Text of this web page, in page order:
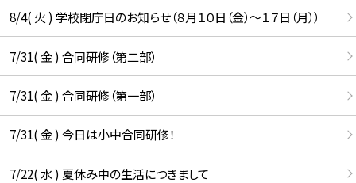
8/4( 火 ) 学校閉庁日のお知らせ（８月１０日（金）～１７日（月））
7/31( 金 ) 合同研修（第二部）
7/31( 金 ) 合同研修（第一部）
7/31( 金 ) 今日は小中合同研修！
7/22( 水 ) 夏休み中の生活につきまして